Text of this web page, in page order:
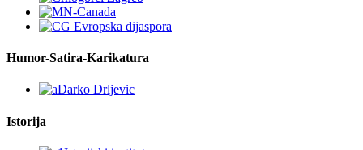
Humor-Satira-Karikatura
Istorija